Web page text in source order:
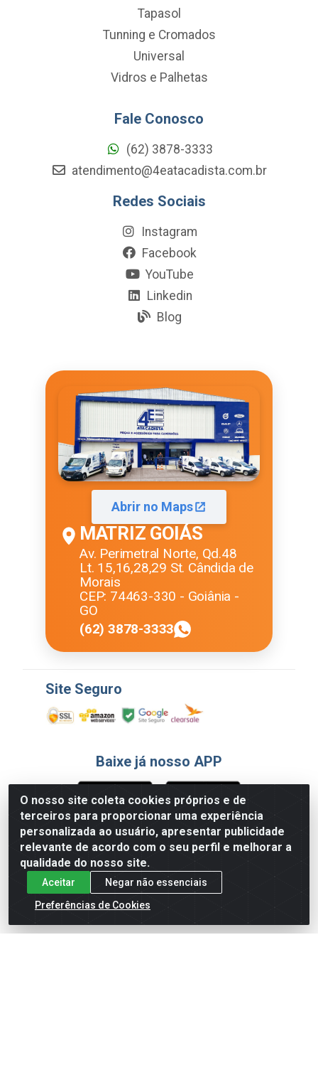
O nosso site coleta cookies próprios e de
terceiros para proporcionar uma experiência
personalizada ao usuário, apresentar publicidade
relevante de acordo com o seu perfil e melhorar a
qualidade do nosso site.
Aceitar
Negar não essenciais
Preferências de Cookies
Tapasol
Tunning e Cromados
Universal
Vidros e Palhetas
Fale Conosco
(62) 3878-3333
atendimento@4eatacadista.com.br
Redes Sociais
Instagram
Facebook
YouTube
Linkedin
Blog
Abrir no Maps
MATRIZ GOIÁS
Av. Perimetral Norte, Qd.48
Lt. 15,16,28,29 St. Cândida de
Morais
CEP: 74463-330 - Goiânia -
GO
(62) 3878-3333
Site Seguro
Baixe já nosso APP
Formas de Pagamento